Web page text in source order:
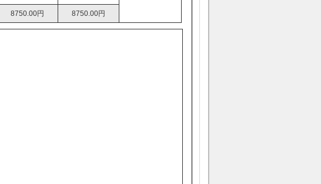
8750.00円 8750.00円